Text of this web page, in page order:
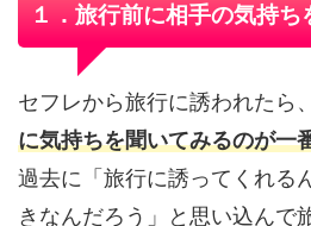
１．旅行前に相手の気持ち
セフレから旅行に誘われたら、
に気持ちを聞いてみるのが一
過去に「旅行に誘ってくれる
きなんだろう」と思い込んで